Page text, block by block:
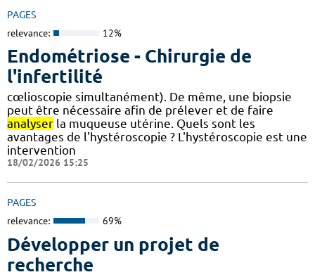
PAGES
relevance: 12%
Endométriose - Chirurgie de
l'infertilité
cœlioscopie simultanément). De même, une biopsie
peut être nécessaire afin de prélever et de faire
analyser la muqueuse utérine. Quels sont les
avantages de l'hystéroscopie ? L'hystéroscopie est une
intervention
18/02/2026 15:25
PAGES
relevance: 69%
Développer un projet de
recherche